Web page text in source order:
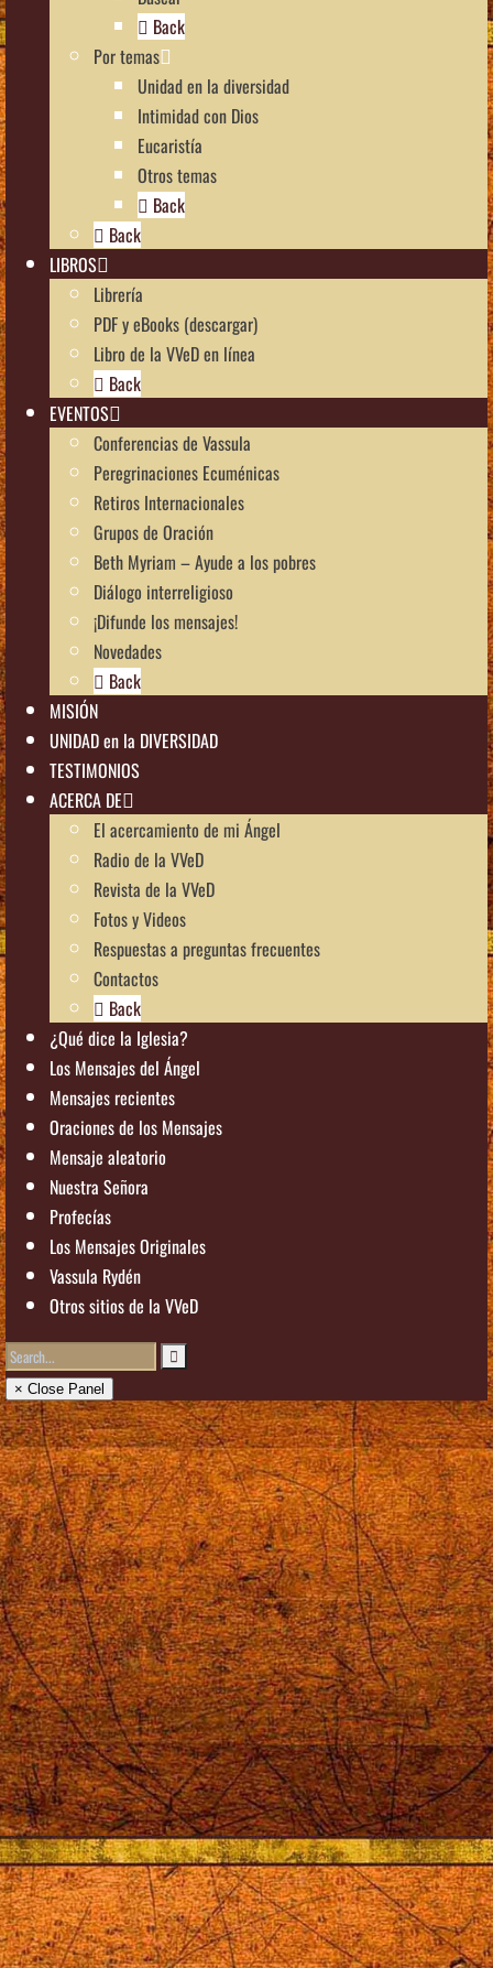
Back
Por temas
Unidad en la diversidad
Intimidad con Dios
Eucaristía
Otros temas
Back
Back
LIBROS
Librería
PDF y eBooks (descargar)
Libro de la VVeD en línea
Back
EVENTOS
Conferencias de Vassula
Peregrinaciones Ecuménicas
Retiros Internacionales
Grupos de Oración
Beth Myriam – Ayude a los pobres
Diálogo interreligioso
¡Difunde los mensajes!
Novedades
Back
MISIÓN
UNIDAD en la DIVERSIDAD
TESTIMONIOS
ACERCA DE
El acercamiento de mi Ángel
Radio de la VVeD
Revista de la VVeD
Fotos y Videos
Respuestas a preguntas frecuentes
Contactos
Back
¿Qué dice la Iglesia?
Los Mensajes del Ángel
Mensajes recientes
Oraciones de los Mensajes
Mensaje aleatorio
Nuestra Señora
Profecías
Los Mensajes Originales
Vassula Rydén
Otros sitios de la VVeD
× Close Panel